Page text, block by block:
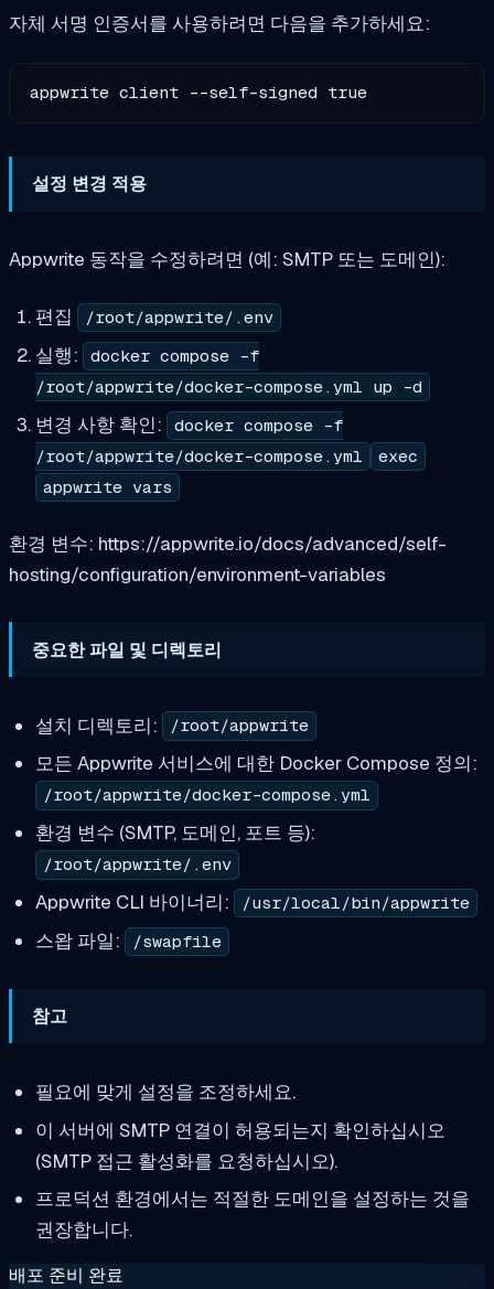
자체 서명 인증서를 사용하려면 다음을 추가하세요:
설정 변경 적용
Appwrite 동작을 수정하려면 (예: SMTP 또는 도메인):
편집 /root/appwrite/.env
실행: docker compose -f
/root/appwrite/docker-compose.yml up -d
변경 사항 확인: docker compose -f
/root/appwrite/docker-compose.yml
exec
appwrite vars
환경 변수: https://appwrite.io/docs/advanced/self-
hosting/configuration/environment-variables
중요한 파일 및 디렉토리
설치 디렉토리: /root/appwrite
모든 Appwrite 서비스에 대한 Docker Compose 정의:
/root/appwrite/docker-compose.yml
환경 변수 (SMTP, 도메인, 포트 등):
/root/appwrite/.env
Appwrite CLI 바이너리: /usr/local/bin/appwrite
스왑 파일: /swapfile
참고
필요에 맞게 설정을 조정하세요.
이 서버에 SMTP 연결이 허용되는지 확인하십시오
(SMTP 접근 활성화를 요청하십시오).
프로덕션 환경에서는 적절한 도메인을 설정하는 것을
권장합니다.
배포 준비 완료